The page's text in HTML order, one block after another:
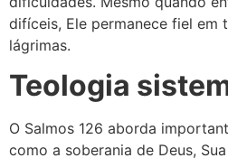
difíceis, Ele permanece fiel em
lágrimas.
Teologia
O Salmos 126 aborda
como a soberania de Deus,